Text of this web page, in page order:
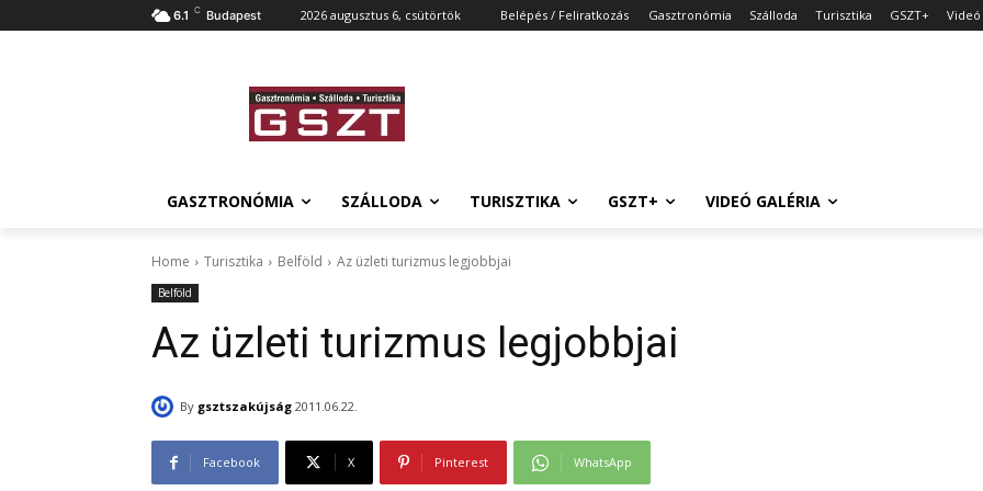
6.1 C Budapest 2026 augusztus 6, csütörtök Belépés / Feliratkozás Gasztronómia Szálloda Turisztika GSZT+ Videó
GASZTRONÓMIA SZÁLLODA TURISZTIKA GSZT+ VIDEÓ GALÉRIA
Home Turisztika Belföld Az üzleti turizmus legjobbjai
Belföld
Az üzleti turizmus legjobbjai
By gsztszakújság 2011.06.22.
Facebook X Pinterest WhatsApp